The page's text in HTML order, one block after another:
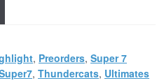
, Preorders, Super 7
, Thundercats, Ultimates